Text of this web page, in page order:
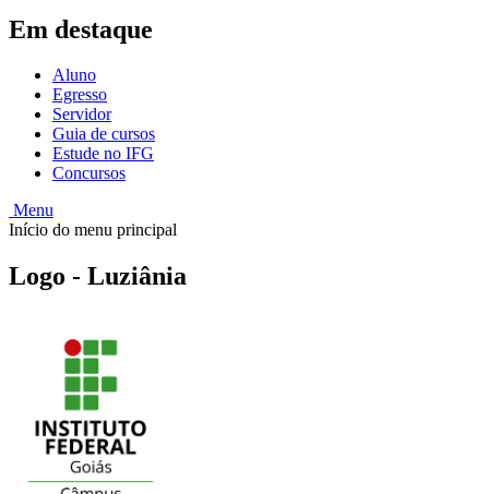
Em destaque
Aluno
Egresso
Servidor
Guia de cursos
Estude no IFG
Concursos
Menu
Início do menu principal
Logo - Luziânia